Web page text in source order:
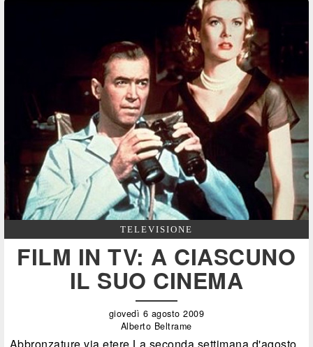
TELEVISIONE
FILM IN TV: A CIASCUNO
IL SUO CINEMA
giovedì 6 agosto 2009
Alberto Beltrame